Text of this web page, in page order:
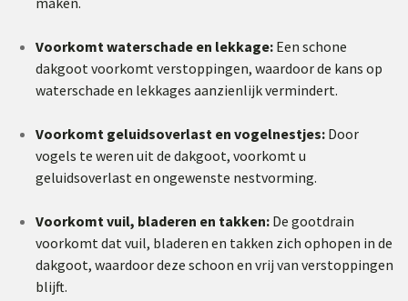
Voorkomt waterschade en lekkage: Een schone
dakgoot voorkomt verstoppingen, waardoor de kans op
waterschade en lekkages aanzienlijk vermindert.​
Voorkomt geluidsoverlast en vogelnestjes: Door
vogels te weren uit de dakgoot, voorkomt u
geluidsoverlast en ongewenste nestvorming.​
Voorkomt vuil, bladeren en takken: De gootdrain
voorkomt dat vuil, bladeren en takken zich ophopen in de
dakgoot, waardoor deze schoon en vrij van verstoppingen
blijft.​